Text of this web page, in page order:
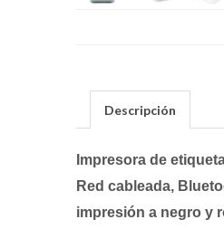
Descripción
Impresora de
Red cableada,
impresión a negro y